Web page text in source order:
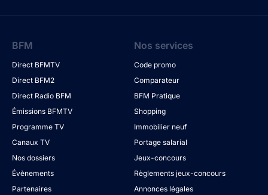
BFM
Direct BFMTV
Direct BFM2
Direct Radio BFM
Émissions BFMTV
Programme TV
Canaux TV
Nos dossiers
Évènements
Partenaires
Nos services
Code promo
Comparateur
BFM Pratique
Shopping
Immobilier neuf
Portage salarial
Jeux-concours
Règlements jeux-concours
Annonces légales